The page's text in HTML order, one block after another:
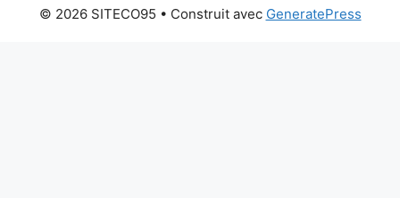
© 2026 SITECO95 • Construit avec GeneratePress